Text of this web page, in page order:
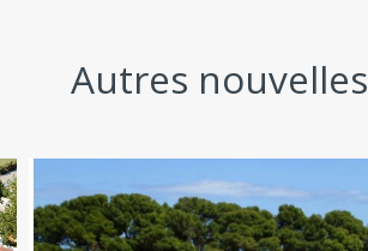
Autres nouvelles